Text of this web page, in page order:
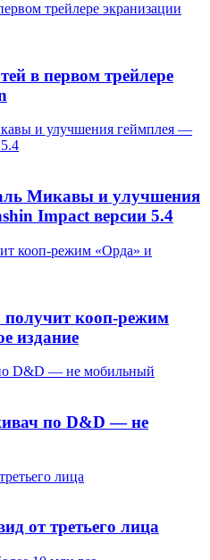
трейлере экранизации
в первом трейлере
и улучшения геймплея —
Микавы и улучшения
Impact версии 5.4
кооп-режим «Орда» и
получит кооп-режим
издание
D&D — не мобильный
по D&D — не
лица
от третьего лица